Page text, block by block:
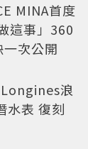
MINA首度
這事」360
次公開
浪
水表 復刻